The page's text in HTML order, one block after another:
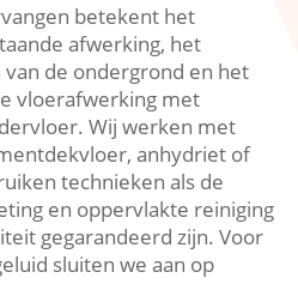
betekent het
afwerking, het
de ondergrond en het
vloerafwerking met
Wij werken met
anhydriet of
technieken als de
en oppervlakte reiniging
gegarandeerd zijn.​ Voor
sluiten we aan op